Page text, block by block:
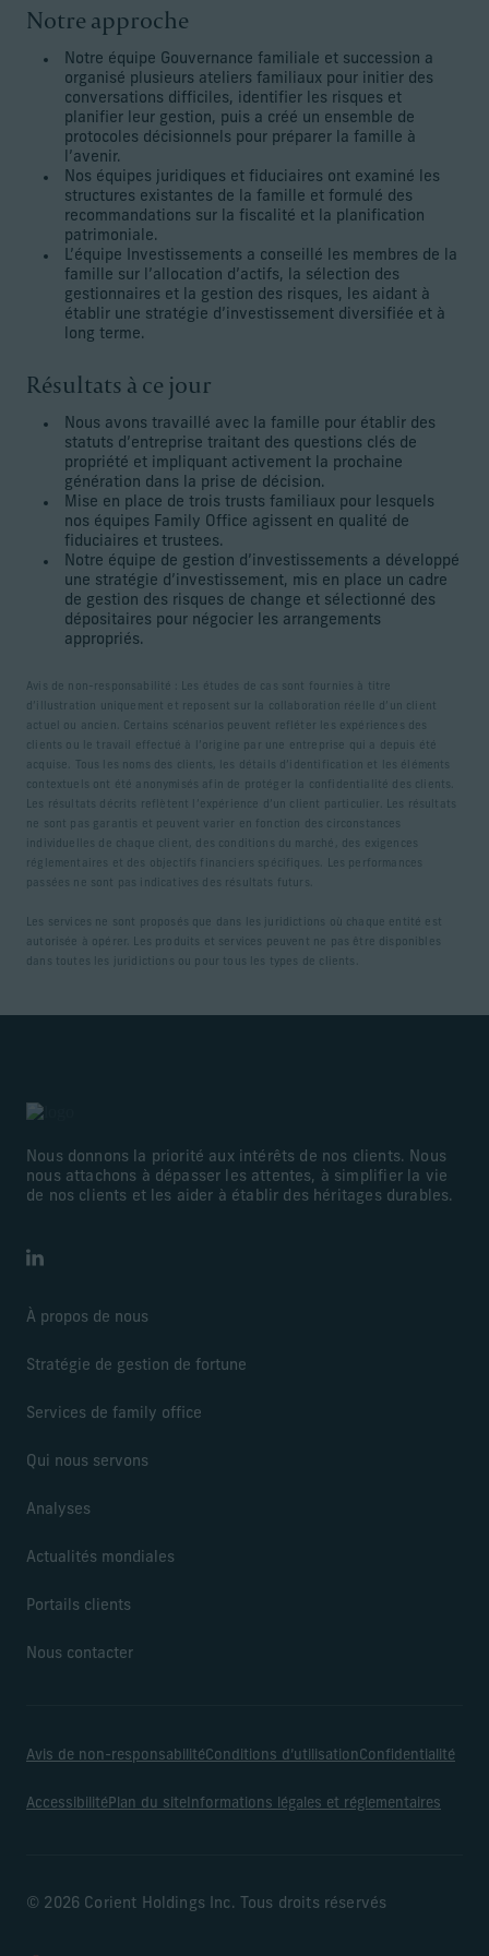
Notre approche
Notre équipe Gouvernance familiale et succession a
organisé plusieurs ateliers familiaux pour initier des
conversations difficiles, identifier les risques et
planifier leur gestion, puis a créé un ensemble de
protocoles décisionnels pour préparer la famille à
l’avenir.
Nos équipes juridiques et fiduciaires ont examiné les
structures existantes de la famille et formulé des
recommandations sur la fiscalité et la planification
patrimoniale.
L’équipe Investissements a conseillé les membres de la
famille sur l’allocation d’actifs, la sélection des
gestionnaires et la gestion des risques, les aidant à
établir une stratégie d’investissement diversifiée et à
long terme.
Résultats à ce jour
Nous avons travaillé avec la famille pour établir des
statuts d’entreprise traitant des questions clés de
propriété et impliquant activement la prochaine
génération dans la prise de décision.
Mise en place de trois trusts familiaux pour lesquels
nos équipes Family Office agissent en qualité de
fiduciaires et trustees.
Notre équipe de gestion d’investissements a développé
une stratégie d’investissement, mis en place un cadre
de gestion des risques de change et sélectionné des
dépositaires pour négocier les arrangements
appropriés.
Avis de non-responsabilité : Les études de cas sont fournies à titre
d’illustration uniquement et reposent sur la collaboration réelle d’un client
actuel ou ancien. Certains scénarios peuvent refléter les expériences des
clients ou le travail effectué à l’origine par une entreprise qui a depuis été
acquise. Tous les noms des clients, les détails d’identification et les éléments
contextuels ont été anonymisés afin de protéger la confidentialité des clients.
Les résultats décrits reflètent l’expérience d’un client particulier. Les résultats
ne sont pas garantis et peuvent varier en fonction des circonstances
individuelles de chaque client, des conditions du marché, des exigences
réglementaires et des objectifs financiers spécifiques. Les performances
passées ne sont pas indicatives des résultats futurs.
Les services ne sont proposés que dans les juridictions où chaque entité est
autorisée à opérer. Les produits et services peuvent ne pas être disponibles
dans toutes les juridictions ou pour tous les types de clients.
Nous donnons la priorité aux intérêts de nos clients. Nous
nous attachons à dépasser les attentes, à simplifier la vie
de nos clients et les aider à établir des héritages durables.
LinkedIn
À propos de nous
Stratégie de gestion de fortune
Services de family office
Qui nous servons
Analyses
Actualités mondiales
Portails clients
Nous contacter
Avis de non-responsabilitéConditions d’utilisationConfidentialité
AccessibilitéPlan du site Informations légales et réglementaires
© 2026 Corient Holdings Inc. Tous droits réservés